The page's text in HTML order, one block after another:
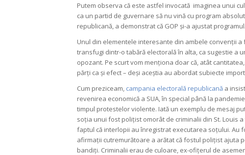
Putem observa că este astfel invocată imaginea unui
ca un partid de guvernare să nu vină cu program
republicană, a demonstrat că GOP și-a ajustat programul.
Unul din elementele interesante din ambele convenții
transfugi dintr-o tabără electorală în alta, ca sugestie a
opozant. Pe scurt vom menționa doar că, atât
părți ca și efect – deși aceștia au abordat subiecte
Cum preziceam, campania electorală republicană a
revenirea economică a SUA, în special până la
timpul protestelor violente. Iată un exemplu de mesaj
soția unui fost polițist omorât de criminalii din St. Louis
faptul că interlopii au înregistrat executarea soțului. Au
afirmații cutremurătoare a arătat că fostul polițist ajuta
bandiți. Criminalii erau de culoare, ex-ofițerul de